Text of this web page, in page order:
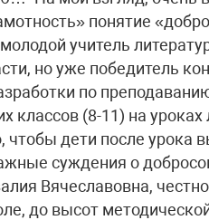
понятие
учитель
но уже победитель
по
классов (8-11) на
дети после урока
суждения о
Вячеславовна,
до высот